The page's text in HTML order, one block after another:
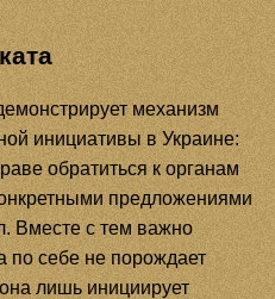
механизм
инициативы в Украине:
обратиться к органам
предложениями
Вместе с тем важно
по себе не порождает
лишь инициирует